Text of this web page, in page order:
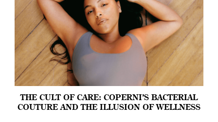
THE CULT OF CARE: COPERNI’S BACTERIAL
COUTURE AND THE ILLUSION OF WELLNESS